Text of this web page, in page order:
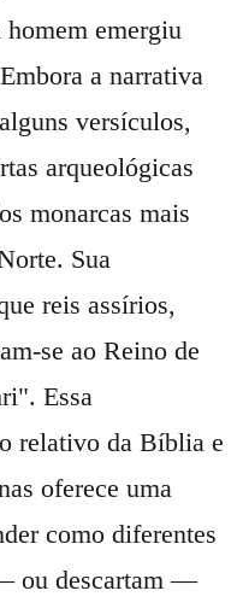
emergiu
a narrativa
versículos,
arqueológicas
monarcas mais
Sua
reis assírios,
se ao Reino de
Essa
relativo da Bíblia e
oferece uma
como diferentes
ou descartam —